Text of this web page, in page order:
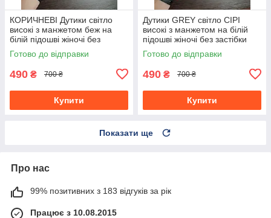
КОРИЧНЕВІ Дутики світло
високі з манжетом беж на
білій підошві жіночі без
застібки непромокальні
COFFEE
Готово до відправки
490 ₴ 700 ₴
Купити
Дутики GREY світло СІРІ
високі з манжетом на білій
підошві жіночі без застібки
непромокальні
Готово до відправки
490 ₴ 700 ₴
Купити
Показати ще
Про нас
99% позитивних з 183 відгуків за рік
Працює з 10.08.2015